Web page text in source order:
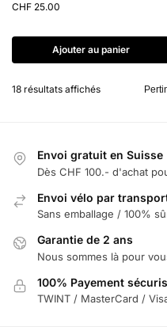
CHF 25.00
Ajouter au panier
18 résultats affichés
Envoi gratuit en Suisse
Dès CHF 100.- d'achat
Envoi vélo par
Sans emballage / 100%
Garantie de 2 ans
Nous sommes là pour
100% Payement
TWINT / MasterCard /